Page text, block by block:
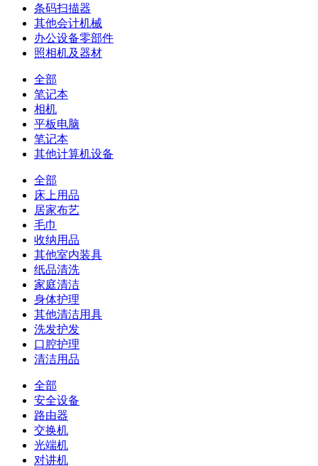
条码扫描器
其他会计机械
办公设备零部件
照相机及器材
全部
笔记本
相机
平板电脑
笔记本
其他计算机设备
全部
床上用品
居家布艺
毛巾
收纳用品
其他室内装具
纸品清洗
家庭清洁
身体护理
其他清洁用具
洗发护发
口腔护理
清洁用品
全部
安全设备
路由器
交换机
光端机
对讲机